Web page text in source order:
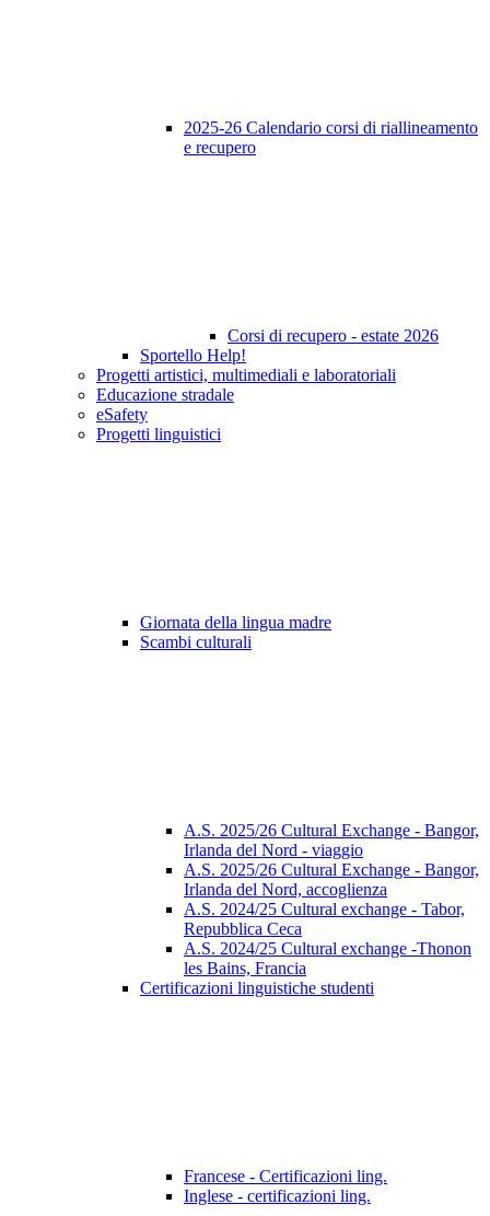
2025-26 Calendario corsi di riallineamento
e recupero
Corsi di recupero - estate 2026
Sportello Help!
Progetti artistici, multimediali e laboratoriali
Educazione stradale
eSafety
Progetti linguistici
Giornata della lingua madre
Scambi culturali
A.S. 2025/26 Cultural Exchange - Bangor,
Irlanda del Nord - viaggio
A.S. 2025/26 Cultural Exchange - Bangor,
Irlanda del Nord, accoglienza
A.S. 2024/25 Cultural exchange - Tabor,
Repubblica Ceca
A.S. 2024/25 Cultural exchange -Thonon
les Bains, Francia
Certificazioni linguistiche studenti
Francese - Certificazioni ling.
Inglese - certificazioni ling.